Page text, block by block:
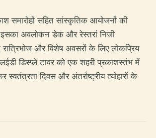
समारोहों सहित सांस्कृतिक आयोजनों की
अवलोकन डेक और रेस्तरां निजी
रात्रिभोज और विशेष अवसरों के लिए लोकप्रिय
डिस्प्ले टावर को एक शहरी प्रकाशस्तंभ में
दिवस और अंतर्राष्ट्रीय त्योहारों के